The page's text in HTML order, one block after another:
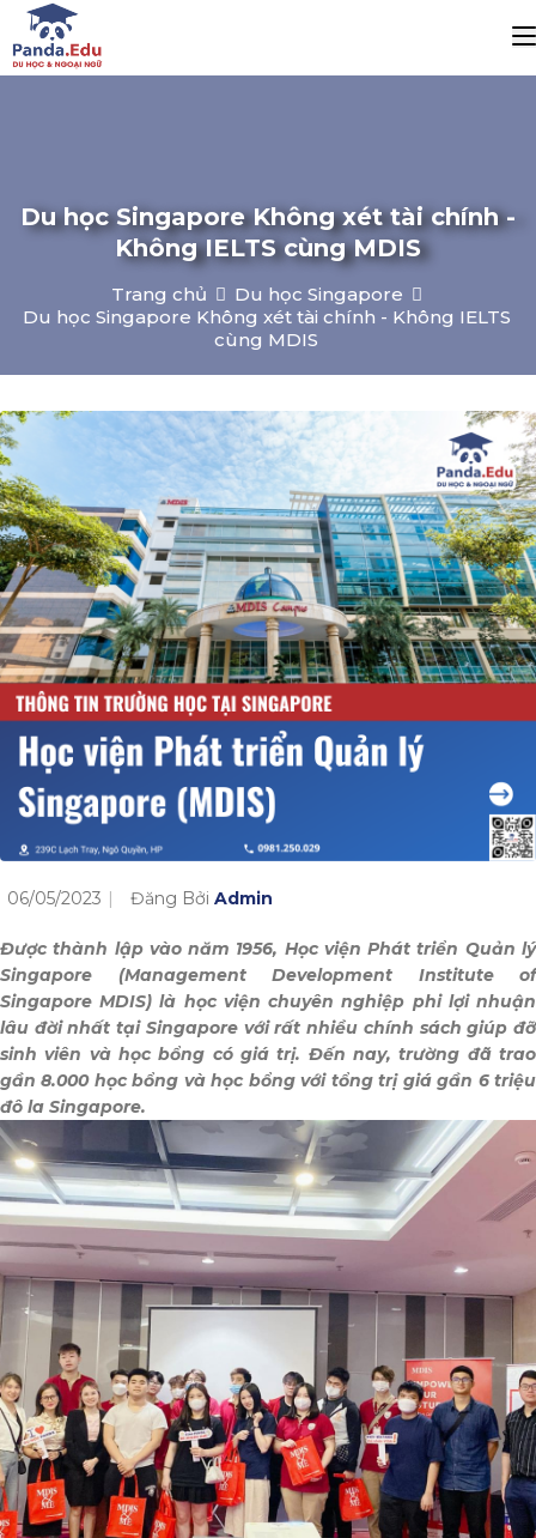
Du học Singapore Không xét tài chính -
Không IELTS cùng MDIS
Trang chủ
Du học Singapore
Du học Singapore Không xét tài chính - Không IELTS
cùng MDIS
06/05/2023 Đăng Bởi Admin
Được thành lập vào năm 1956, Học viện Phát triển Quản lý
Singapore (Management Development Institute of
Singapore MDIS) là học viện chuyên nghiệp phi lợi nhuận
lâu đời nhất tại Singapore với rất nhiều chính sách giúp đỡ
sinh viên và học bổng có giá trị. Đến nay, trường đã trao
gần 8.000 học bổng và học bổng với tổng trị giá gần 6 triệu
đô la Singapore.